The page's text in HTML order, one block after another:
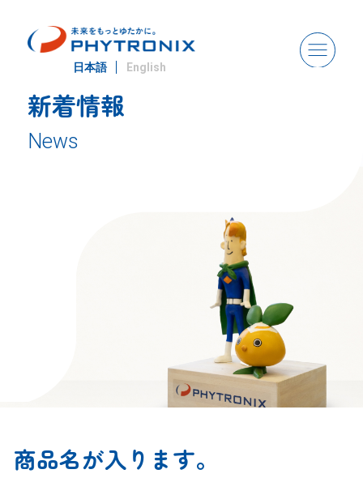
English
日本語
新着情報
News
商品名が入ります。